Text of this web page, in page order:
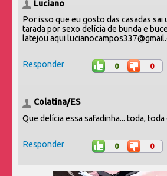
Luciano
Por isso que eu gosto das casadas sai
tarada por sexo delícia de bunda e
latejou aqui
Responder 0 0
Colatina/ES
Que delícia essa safadinha... toda, toda
Responder 0 0